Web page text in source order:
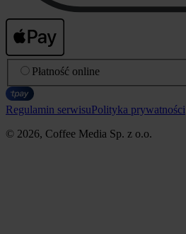
Płatność online
Regulamin serwisuPolityka prywatności
© 2026, Coffee Media Sp. z o.o.